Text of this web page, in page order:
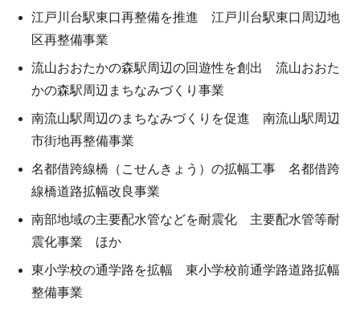
江戸川台駅東口再整備を推進 江戸川台駅東口周辺地
区再整備事業
流山おおたかの森駅周辺の回遊性を創出 流山おおた
かの森駅周辺まちなみづくり事業
南流山駅周辺のまちなみづくりを促進 南流山駅周辺
市街地再整備事業
名都借跨線橋（こせんきょう）の拡幅工事 名都借跨
線橋道路拡幅改良事業
南部地域の主要配水管などを耐震化 主要配水管等耐
震化事業 ほか
東小学校の通学路を拡幅 東小学校前通学路道路拡幅
整備事業